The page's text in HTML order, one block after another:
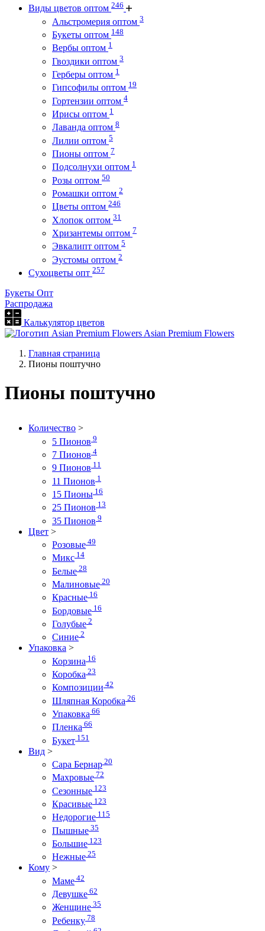
Виды цветов оптом 246
Альстромерия оптом 3
Букеты оптом 148
Вербы оптом 1
Гвоздики оптом 3
Герберы оптом 1
Гипсофилы оптом 19
Гортензии оптом 4
Ирисы оптом 1
Лаванда оптом 8
Лилии оптом 5
Пионы оптом 7
Подсолнухи оптом 1
Розы оптом 50
Ромашки оптом 2
Цветы оптом 246
Хлопок оптом 31
Хризантемы оптом 7
Эвкалипт оптом 5
Эустомы оптом 2
Сухоцветы опт 257
Букеты Опт
Распродажа
Калькулятор цветов
Asian Premium Flowers
Главная страница
Пионы поштучно
Пионы поштучно
Количество >
5 Пионов 9
7 Пионов 4
9 Пионов 11
11 Пионов 1
15 Пионы 16
25 Пионов 13
35 Пионов 9
Цвет >
Розовые 49
Микс 14
Белые 28
Малиновые 20
Красные 16
Бордовые 16
Голубые 2
Синие 2
Упаковка >
Корзина 16
Коробка 23
Композиции 42
Шляпная Коробка 26
Упаковка 66
Пленка 66
Букет 151
Вид >
Сара Бернар 20
Махровые 72
Сезонные 123
Красивые 123
Недорогие 115
Пышные 35
Большие 123
Нежные 25
Кому >
Маме 42
Девушке 62
Женщине 35
Ребенку 78